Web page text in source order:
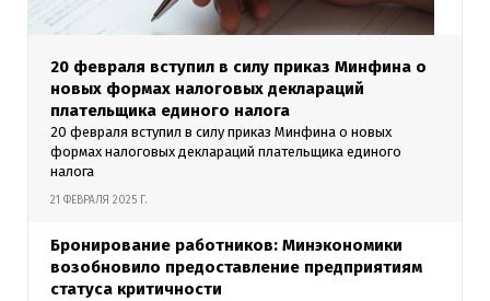
20 февраля вступил в силу приказ Минфина о
новых формах налоговых деклараций
плательщика единого налога
20 февраля вступил в силу приказ Минфина о новых
формах налоговых деклараций плательщика единого
налога
21 ФЕВРАЛЯ 2025 Г.
Бронирование работников: Минэкономики
возобновило предоставление предприятиям
статуса критичности